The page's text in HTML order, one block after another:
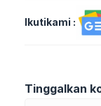
Ikutikami :
Tinggalkan